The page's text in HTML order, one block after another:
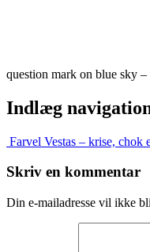
question mark on blue sky
Indlæg
Farvel Vestas – krise, chok
Skriv en kommentar
Din e-mailadresse vil ikke